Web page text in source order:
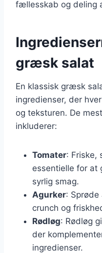
fællesskab og deling
græsk salat
En klassisk græsk
ingredienser, der
og teksturen. De
inkluderer:
Tomater: Friske,
essentielle for at
syrlig smag.
Agurker: Sprøde
crunch og
Rødløg: Rødløg
der
ingredienser.